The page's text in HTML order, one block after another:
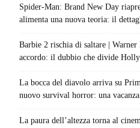
Spider-Man: Brand New Day
alimenta una nuova teoria: il
Barbie 2 rischia di saltare |
accordo: il dubbio che divide
La bocca del diavolo arriva su
nuovo survival horror: una
La paura dell’altezza torna al